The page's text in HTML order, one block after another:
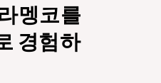
멩코를
경험하